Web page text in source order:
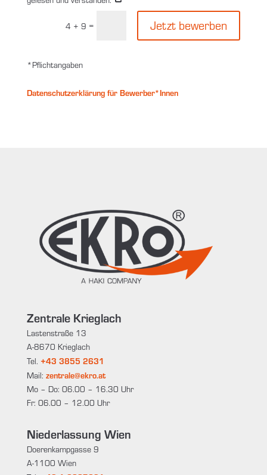
4 + 9 = Jetzt bewerben
*Pflichtangaben
Datenschutzerklärung für Bewerber*Innen
Zentrale Krieglach
Lastenstraße 13
A-8670 Krieglach
Tel. +43 3855 2631
Mail: zentrale@ekro.at
Mo – Do: 06.00 – 16.30 Uhr
Fr: 06.00 – 12.00 Uhr
Niederlassung Wien
Doerenkampgasse 9
A-1100 Wien